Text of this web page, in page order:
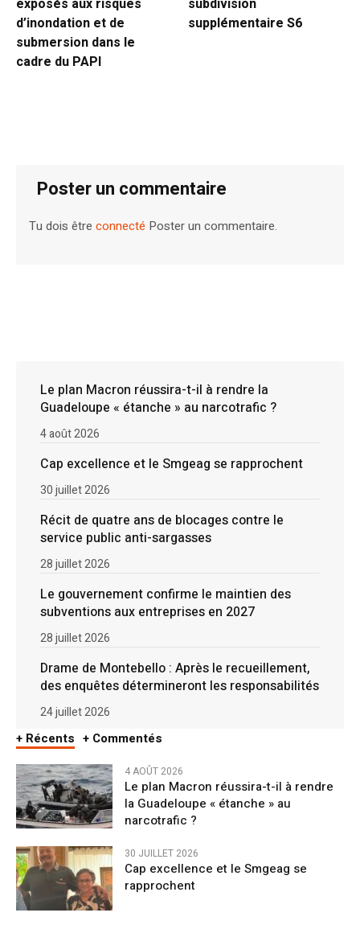
d’inondation et de
submersion dans le
cadre du PAPI
supplémentaire S6
Poster un commentaire
Tu dois êtreconnecté Poster un commentaire.
Le plan Macron réussira-t-il à rendre la
Guadeloupe « étanche » au narcotrafic ?
4 août 2026
Cap excellence et le Smgeag se rapprochent
30 juillet 2026
Récit de quatre ans de blocages contre le
service public anti-sargasses
28 juillet 2026
Le gouvernement confirme le maintien des
subventions aux entreprises en 2027
28 juillet 2026
Drame de Montebello : Après le recueillement,
des enquêtes détermineront les responsabilités
24 juillet 2026
+ Récents + Commentés
4 AOÛT 2026
Le plan Macron réussira-t-il à rendre
la Guadeloupe « étanche » au
narcotrafic ?
30 JUILLET 2026
Cap excellence et le Smgeag se
rapprochent